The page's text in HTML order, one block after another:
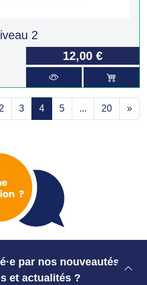
2
12,00 €
2 3 4 5 ... 20 »
par nos nouveautés,
et actualités ?